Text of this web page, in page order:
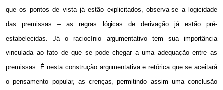
que os pontos de vista já estão explicitados, observa-se a logicidade
das premissas – as regras lógicas de derivação já estão pré-
estabelecidas. Já o raciocínio argumentativo tem sua importância
vinculada ao fato de que se pode chegar a uma adequação entre as
premissas. É nesta construção argumentativa e retórica que se aceitará
o pensamento popular, as crenças, permitindo assim uma conclusão